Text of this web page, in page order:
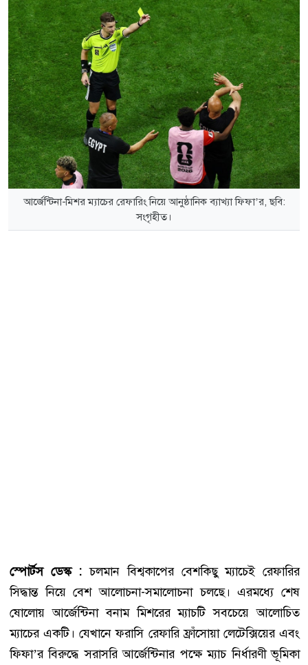
আর্জেন্টিনা-মিশর ম্যাচের রেফারিং নিয়ে আনুষ্ঠানিক ব্যাখ্যা ফিফা’র, ছবি:
সংগৃহীত।
স্পোর্টস ডেস্ক : চলমান বিশ্বকাপের বেশকিছু ম্যাচেই রেফারির
সিদ্ধান্ত নিয়ে বেশ আলোচনা-সমালোচনা চলছে। এরমধ্যে শেষ
ষোলোয় আর্জেন্টিনা বনাম মিশরের ম্যাচটি সবচেয়ে আলোচিত
ম্যাচের একটি। যেখানে ফরাসি রেফারি ফ্রাঁসোয়া লেটেক্সিয়ের এবং
ফিফা’র বিরুদ্ধে সরাসরি আর্জেন্টিনার পক্ষে ম্যাচ নির্ধারণী ভূমিকা